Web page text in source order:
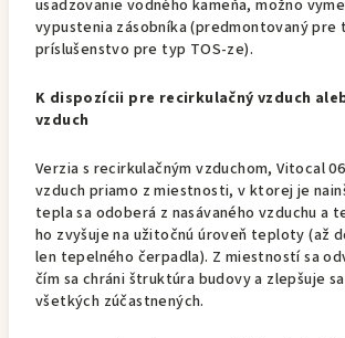
usadzovanie vodného kameňa, možno
vypustenia zásobníka (predmontovaný pre
príslušenstvo pre typ TOS-ze).
K dispozícii pre recirkulačný vzduch
vzduch
Verzia s recirkulačným vzduchom, Vitocal
vzduch priamo z miestnosti, v ktorej je
tepla sa odoberá z nasávaného vzduchu a
ho zvyšuje na užitočnú úroveň teploty (až
len tepelného čerpadla). Z miestností sa
čím sa chráni štruktúra budovy a zlepšuje
všetkých zúčastnených.